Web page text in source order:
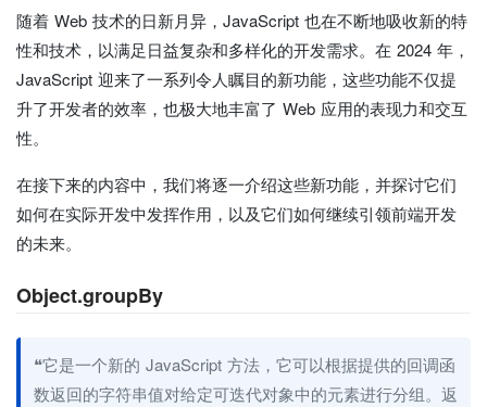
随着 Web 技术的日新月异，JavaScript 也在不断地吸收新的特
性和技术，以满足日益复杂和多样化的开发需求。在 2024 年，
JavaScript 迎来了一系列令人瞩目的新功能，这些功能不仅提
升了开发者的效率，也极大地丰富了 Web 应用的表现力和交互
性。
在接下来的内容中，我们将逐一介绍这些新功能，并探讨它们
如何在实际开发中发挥作用，以及它们如何继续引领前端开发
的未来。
Object.groupBy
❝它是一个新的 JavaScript 方法，它可以根据提供的回调函
数返回的字符串值对给定可迭代对象中的元素进行分组。返